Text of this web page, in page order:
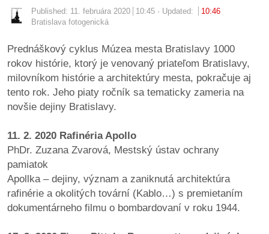
zákony
mestské
časti
kauzy
stavebné
konania
pripomienkové
konania
Published: 11. februára 2020 10:45 Updated:
10:46
Bratislava fotogenická
Prednáškový cyklus Múzea mesta Bratislavy 1000
rokov histórie, ktorý je venovaný priateľom Bratislavy,
milovníkom histórie a architektúry mesta, pokračuje aj
tento rok. Jeho piaty ročník sa tematicky zameria na
novšie dejiny Bratislavy.
11. 2. 2020 Rafinéria Apollo
PhDr. Zuzana Zvarová, Mestský ústav ochrany
pamiatok
Apollka – dejiny, význam a zaniknutá architektúra
rafinérie a okolitých tovární (Kablo…) s premietaním
dokumentárneho filmu o bombardovaní v roku 1944.